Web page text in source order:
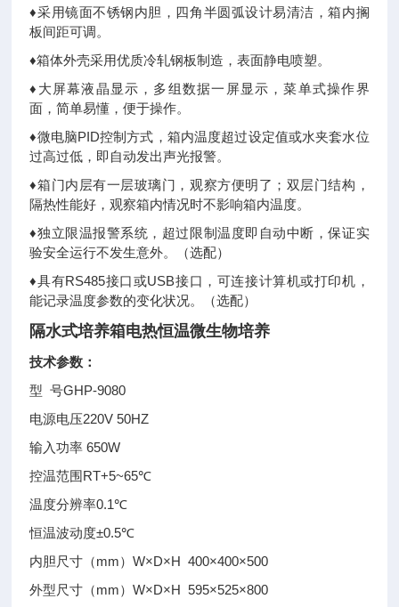
♦采用镜面不锈钢内胆，四角半圆弧设计易清洁，箱内搁
板间距可调。
♦箱体外壳采用优质冷轧钢板制造，表面静电喷塑。
♦大屏幕液晶显示，多组数据一屏显示，菜单式操作界
面，简单易懂，便于操作。
♦微电脑PID控制方式，箱内温度超过设定值或水夹套水位
过高过低，即自动发出声光报警。
♦箱门内层有一层玻璃门，观察方便明了；双层门结构，
隔热性能好，观察箱内情况时不影响箱内温度。
♦独立限温报警系统，超过限制温度即自动中断，保证实
验安全运行不发生意外。（选配）
♦具有RS485接口或USB接口，可连接计算机或打印机，
能记录温度参数的变化状况。（选配）
隔水式培养箱电热恒温微生物培养
技术参数 ：
型 号GHP-9080
电源电压220V 50HZ
输入功率 650W
控温范围 RT+5~65℃
温度分辨率0.1℃
恒温波动度±0.5℃
内胆尺寸（mm）W×D×H 400×400×500
外型尺寸（mm）W×D×H 595×525×800